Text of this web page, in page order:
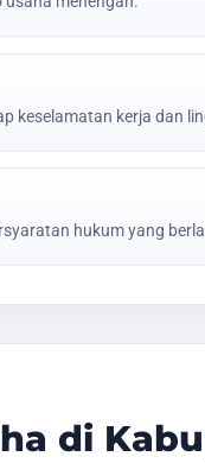
keselamatan kerja dan
hukum yang
di